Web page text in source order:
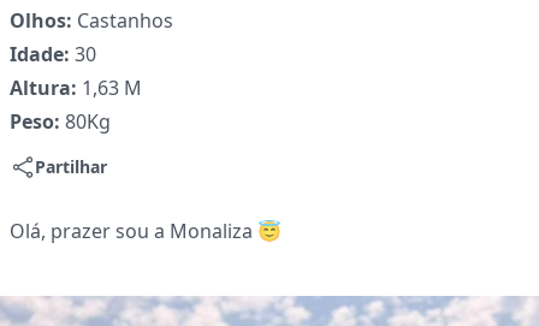
Olhos: Castanhos
Idade: 30
Altura: 1,63 M
Peso: 80Kg
Partilhar
Olá, prazer sou a Monaliza 😇